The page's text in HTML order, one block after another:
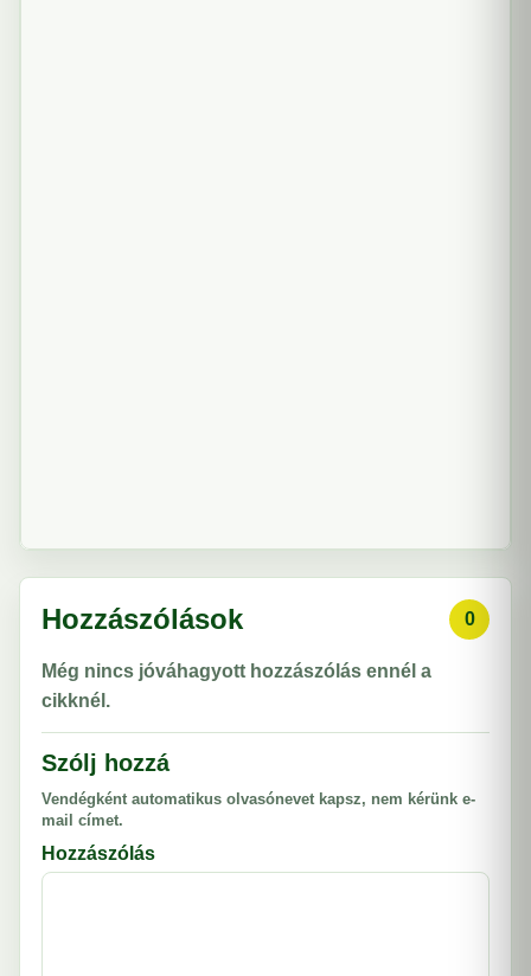
Hozzászólások 0
Még nincs jóváhagyott hozzászólás ennél a
cikknél.
Szólj hozzá
Vendégként automatikus olvasónevet kapsz, nem kérünk e-
mail címet.
Hozzászólás